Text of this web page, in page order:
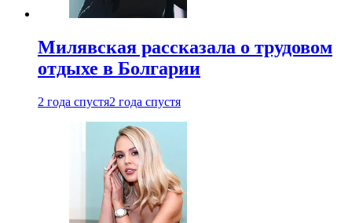
Милявская рассказала о трудовом
отдыхе в Болгарии
2 года спустя2 года спустя